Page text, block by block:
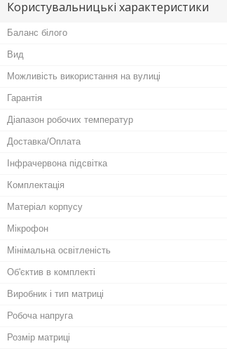
Користувальницькі характеристики
Баланс білого
Вид
Можливість використання на вулиці
Гарантія
Діапазон робочих температур
Доставка/Оплата
Інфрачервона підсвітка
Комплектація
Матеріал корпусу
Мікрофон
Мінімальна освітленість
Об'єктив в комплекті
Виробник і тип матриці
Робоча напруга
Розмір матриці